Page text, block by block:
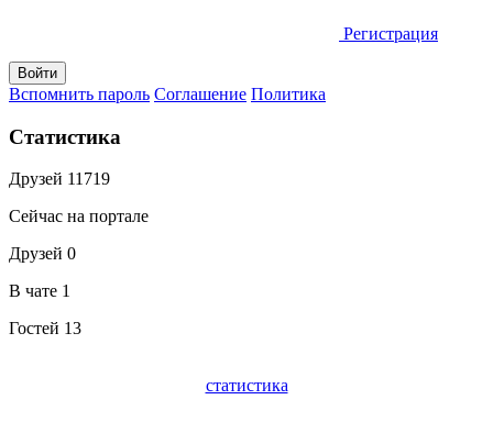
Регистрация
Вспомнить пароль Соглашение Политика
Статистика
Друзей 11719
Сейчас на портале
Друзей 0
В чате 1
Гостей 13
статистика